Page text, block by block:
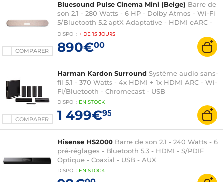
COMPARER
Bluesound Pulse Cinema Mini (Beige) Barre de
son 2.1 - 280 Watts - 6 HP - Dolby Atmos - Wi-Fi
5/Bluetooth 5.2 aptX Adaptative - HDMI eARC -
AirPlay 2 - Roon Ready - Multiroom
DISPO : + DE 15 JOURS
890€00
COMPARER
Harman Kardon Surround Système audio sans-
fil 5.1 - 370 Watts - 4x HDMI + 1x HDMI ARC - Wi-
Fi/Bluetooth - Chromecast - USB
DISPO : EN STOCK
1 499€95
Hisense HS2000 Barre de son 2.1 - 240 Watts - 6
pré-réglages - Bluetooth 5.3 - HDMI - S/PDIF
Optique - Coaxial - USB - AUX
DISPO : EN STOCK